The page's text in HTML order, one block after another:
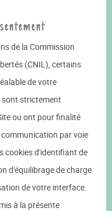
de la Commission
(CNIL), certains
de votre
sont strictement
ou ont pour finalité
par voie
cookies d'identifiant de
d'équilibrage de charge
de votre interface.
à la présente